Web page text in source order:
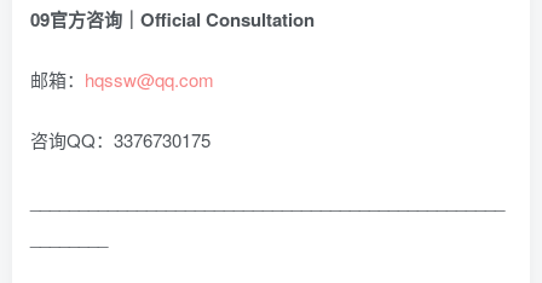
09官方咨询｜Official Consultation
邮箱： hqssw@qq.com
咨询QQ：3376730175